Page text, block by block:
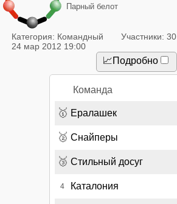
Парный белот
Категория: Командный
Участники: 30
24 мар 2012 19:00
📈Подробно
Команда
🥇 Ералашек
🥈 Снайперы
🥉 Стильный досуг
4 Каталония